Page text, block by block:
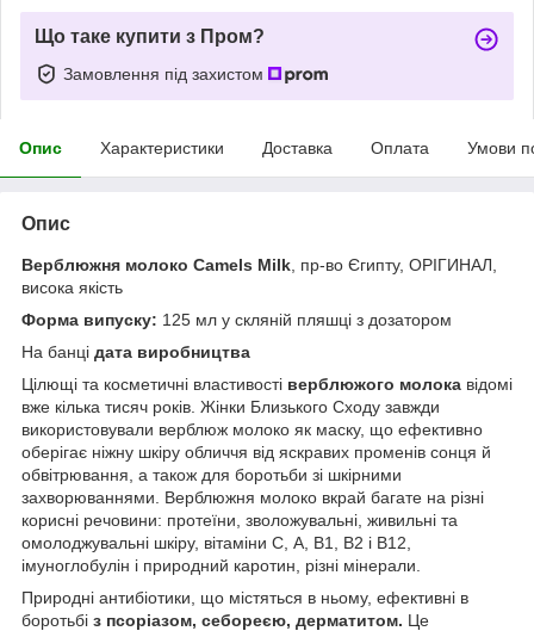
Що таке купити з Пром?
Замовлення під захистом
Опис Характеристики Доставка Оплата Умови
Опис
Верблюжня молоко Camels Milk , пр-во Єгипту, ОРІГИНАЛ,
висока якість
Форма випуску: 125 мл у скляній пляшці з дозатором
На банці дата виробництва
Цілющі та косметичні властивості верблюжого молока відомі
вже кілька тисяч років. Жінки Близького Сходу завжди
використовували верблюж молоко як маску, що ефективно
оберігає ніжну шкіру обличчя від яскравих променів сонця й
обвітрювання, а також для боротьби зі шкірними
захворюваннями. Верблюжня молоко вкрай багате на різні
корисні речовини: протеїни, зволожувальні, живильні та
омолоджувальні шкіру, вітаміни С, А, В1, В2 і В12,
імуноглобулін і природний каротин, різні мінерали.
Природні антибіотики, що містяться в ньому, ефективні в
боротьбі з псоріазом, себореєю, дерматитом. Це